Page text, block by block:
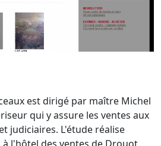
est dirigé par maître Michel
qui y assure les ventes aux
judiciaires. L'étude réalise
l'hôtel des ventes de Drouot.